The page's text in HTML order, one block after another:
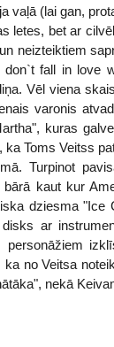
vaļā (lai gan,
letes, bet ar
neizteiktiem
fall in love
Vēl viena
varonis
kuras
Toms Veitss
Turpinot
kaut kur
dziesma "Ice
ar
no Veitsa
nekā